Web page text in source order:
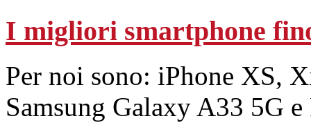
I migliori smartphone
Per noi sono: iPhone XS,
Samsung Galaxy A33 5G